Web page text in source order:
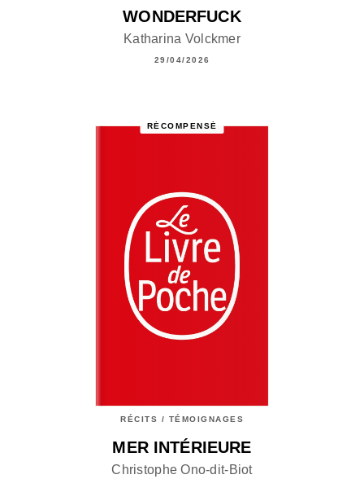
WONDERFUCK
Katharina Volckmer
29/04/2026
RÉCOMPENSÉ
RÉCITS / TÉMOIGNAGES
MER INTÉRIEURE
Christophe Ono-dit-Biot